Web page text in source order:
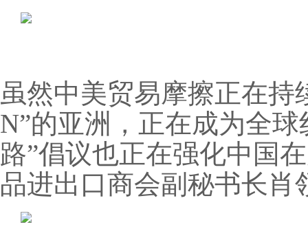
虽然中美贸易摩擦正在持
N”的亚洲，正在成为全
路”倡议也正在强化中国
品进出口商会副秘书长